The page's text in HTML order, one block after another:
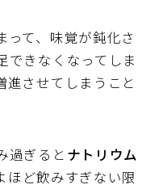
って、味覚が鈍化さ
できなくなってしま
進させてしまうこと
過ぎると ナトリウム
ほど飲みすぎない限